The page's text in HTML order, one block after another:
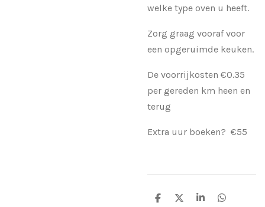
welke type oven u heeft.
Zorg graag vooraf voor
een opgeruimde keuken.
De voorrijkosten €0.35
per gereden km heen en
terug
Extra uur boeken? €55
D
D
S
D